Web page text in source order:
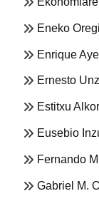
Eneko Oregi
Enrique
Ernesto
Estitxu
Eusebio
Fernando
Gabriel M.